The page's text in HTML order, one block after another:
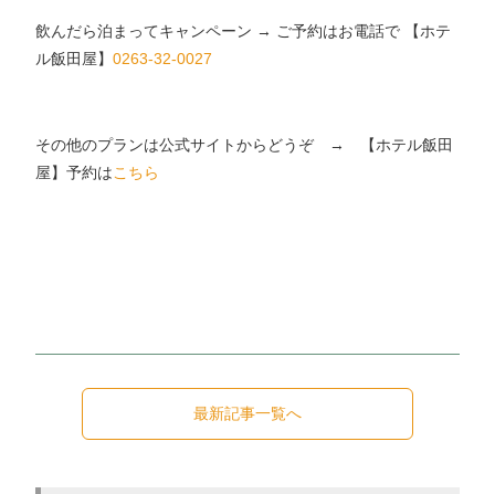
飲んだら泊まってキャンペーン → ご予約はお電話で 【ホテ
ル飯田屋】 0263-32-0027
その他のプランは公式サイトからどうぞ → 【ホテル飯田
屋】予約はこちら
最新記事一覧へ